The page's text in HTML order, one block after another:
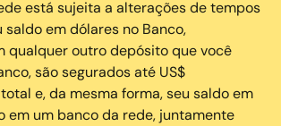
está sujeita a alterações de tempos
saldo em dólares no Banco,
qualquer outro depósito que você
são segurados até US$
e, da mesma forma, seu saldo em
em um banco da rede, juntamente